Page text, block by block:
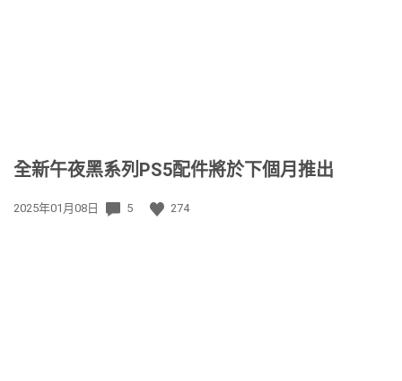
全新午夜黑系列PS5配件將於下個月推出
發
2025年01月08日 5 274